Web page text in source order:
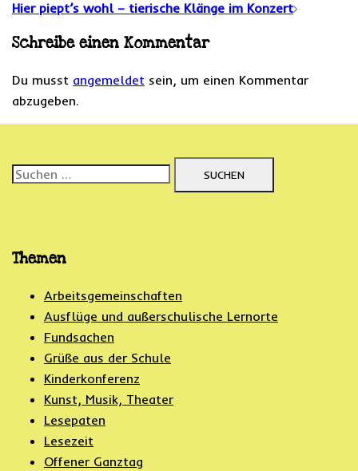
Navigation
Hier piept’s wohl – tierische Klänge im Konzert
Schreibe einen Kommentar
Du musst angemeldet sein, um einen Kommentar
abzugeben.
Suchen
Themen
Arbeitsgemeinschaften
Ausflüge und außerschulische Lernorte
Fundsachen
Grüße aus der Schule
Kinderkonferenz
Kunst, Musik, Theater
Lesepaten
Lesezeit
Offener Ganztag